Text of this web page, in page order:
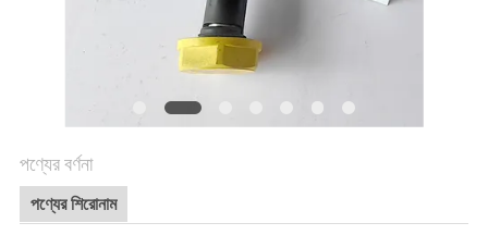
পণ্যের বর্ণনা
পণ্যের শিরোনাম